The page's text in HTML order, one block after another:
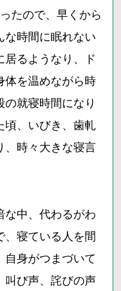
たので、早くから
な時間に眠れない
居るようなり、ド
体を温めながら時
の就寝時間になり
頃、いびき、歯軋
、時々大きな寝言
な中、代わるがわ
、寝ている人を間
自身がつまづいて
叫び声、詫びの声